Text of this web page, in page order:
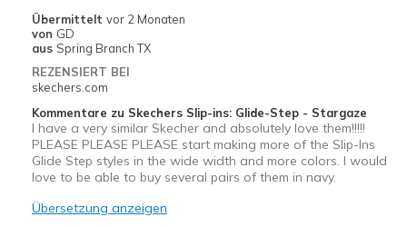
Nachteile
NO CONS AT ALL
Geeignete Verwendung
Casual Wear
Cute, versatile work shoes
Travel
Width
Feels true to width
Übermittelt vor 2 Monaten
von GD
aus Spring Branch TX
REZENSIERT BEI
skechers.com
Kommentare zu Skechers Slip-ins: Glide-Step - Stargaze
I have a very similar Skecher and absolutely love them!!!!!
PLEASE PLEASE PLEASE start making more of the Slip-Ins
Glide Step styles in the wide width and more colors. I would
love to be able to buy several pairs of them in navy.
Übersetzung anzeigen